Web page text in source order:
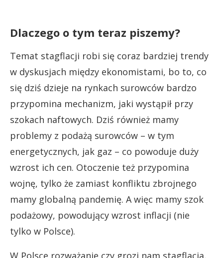
Dlaczego o tym teraz piszemy?
Temat stagflacji robi się coraz bardziej trendy
w dyskusjach między ekonomistami, bo to, co
się dziś dzieje na rynkach surowców bardzo
przypomina mechanizm, jaki wystąpił przy
szokach naftowych. Dziś również mamy
problemy z podażą surowców – w tym
energetycznych, jak gaz – co powoduje duży
wzrost ich cen. Otoczenie też przypomina
wojnę, tylko że zamiast konfliktu zbrojnego
mamy globalną pandemię. A więc mamy szok
podażowy, powodujący wzrost inflacji (nie
tylko w Polsce).
W Polsce rozważanie czy grozi nam stagflacja,